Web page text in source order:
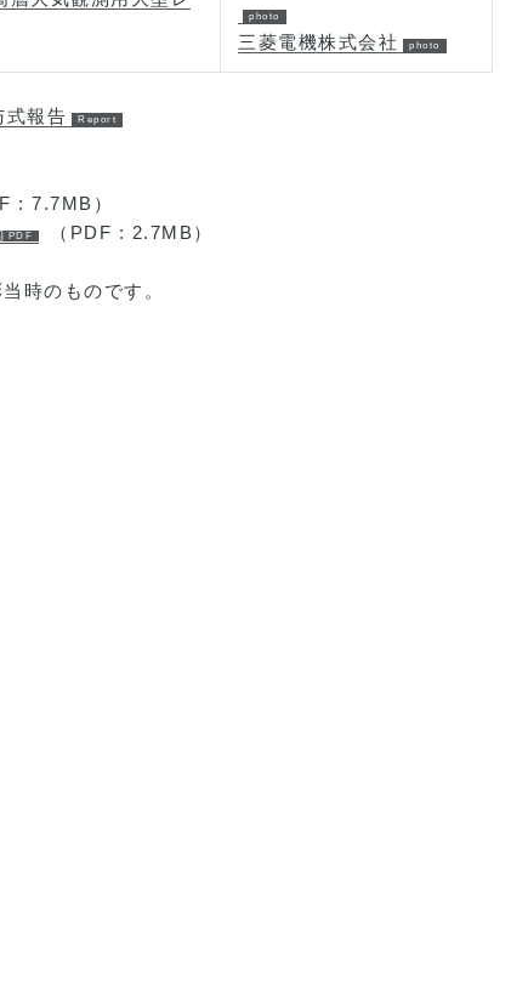
三菱電機株式会社
式報告
: 7.7MB）
（PDF : 2.7MB）
時のものです。